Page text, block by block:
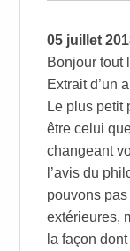
05 juillet
Bonjour tout
Extrait d’un
Le plus petit
être celui
changeant
l’avis du
pouvons
extérieures,
la façon